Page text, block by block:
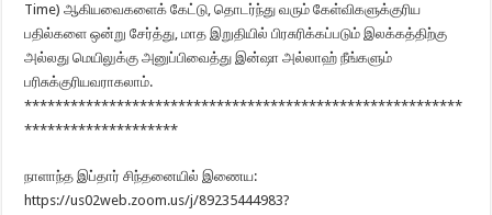
Time) ஆகியவைகளைக் கேட்டு, தொடர்ந்து வரும் கேள்விகளுக்குரிய
பதில்களை ஒன்று சேர்த்து, மாத இறுதியில் பிரசுரிக்கப்படும் இலக்கத்திற்கு
அல்லது மெயிலுக்கு அனுப்பிவைத்து இன்ஷா அல்லாஹ் நீங்களும்
பரிசுக்குரியவராகலாம்.
*********************************************************
********************
நாளாந்த இப்தார் சிந்தனையில் இணைய:
https://us02web.zoom.us/j/89235444983?